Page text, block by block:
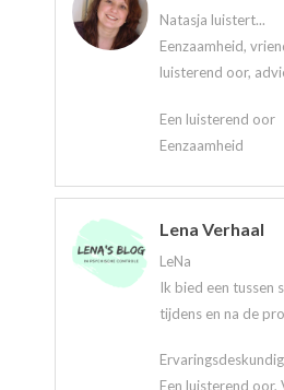
Natasja luistert...
Eenzaamheid,
luisterend oor,
Een luisterend oor
Eenzaamheid
Lena Verhaal
LeNa
Ik bied een tussen
tijdens en na de
Een luisterend